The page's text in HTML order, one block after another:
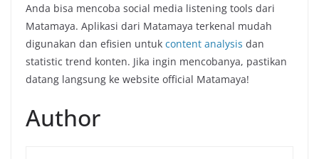
Anda bisa mencoba social media listening tools dari
Matamaya. Aplikasi dari Matamaya terkenal mudah
digunakan dan efisien untuk content analysis dan
statistic trend konten. Jika ingin mencobanya, pastikan
datang langsung ke website official Matamaya!
Author